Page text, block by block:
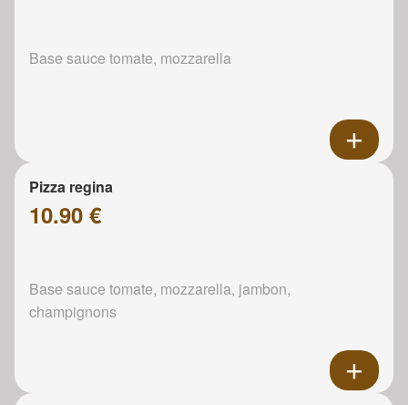
Base sauce tomate, mozzarella
Pizza regina
10.90 €
Base sauce tomate, mozzarella, jambon,
champignons